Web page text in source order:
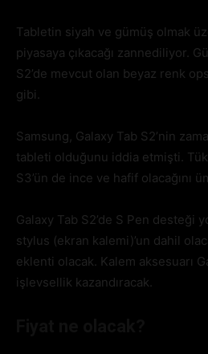
Tabletin siyah ve gümüş olmak
piyasaya çıkacağı zannediliyor.
S2’de mevcut olan beyaz renk
gibi.
Samsung, Galaxy Tab S2’nin
tableti olduğunu iddia etmişti.
S3’ün de ince ve hafif olacağını
Galaxy Tab S2’de S Pen desteği
stylus (ekran kalemi)’un dahil
eklenti olacak. Kalem aksesuarı
işlevsellik kazandıracak.